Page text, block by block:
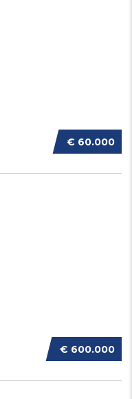
€ 60.000
€ 600.000